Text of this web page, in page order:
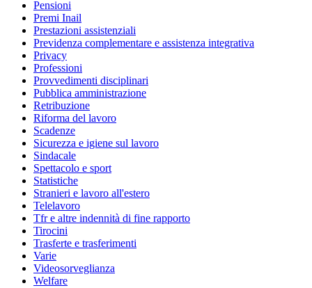
Pensioni
Premi Inail
Prestazioni assistenziali
Previdenza complementare e assistenza integrativa
Privacy
Professioni
Provvedimenti disciplinari
Pubblica amministrazione
Retribuzione
Riforma del lavoro
Scadenze
Sicurezza e igiene sul lavoro
Sindacale
Spettacolo e sport
Statistiche
Stranieri e lavoro all'estero
Telelavoro
Tfr e altre indennità di fine rapporto
Tirocini
Trasferte e trasferimenti
Varie
Videosorveglianza
Welfare